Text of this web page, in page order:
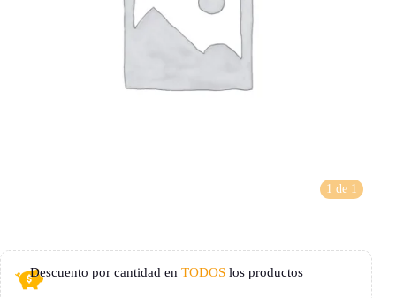
1 de 1
Descuento por cantidad en TODOS los productos